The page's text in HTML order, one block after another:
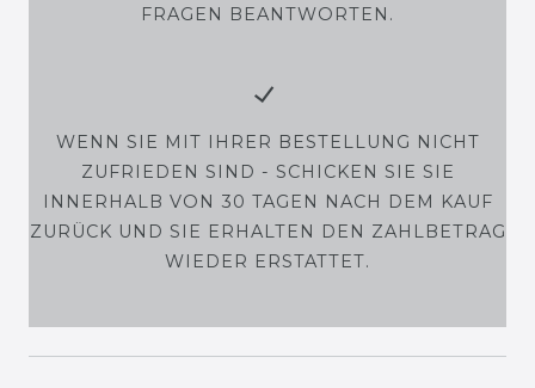
FRAGEN BEANTWORTEN.
WENN SIE MIT IHRER BESTELLUNG NICHT
ZUFRIEDEN SIND - SCHICKEN SIE SIE
INNERHALB VON 30 TAGEN NACH DEM KAUF
ZURÜCK UND SIE ERHALTEN DEN ZAHLBETRAG
WIEDER ERSTATTET.